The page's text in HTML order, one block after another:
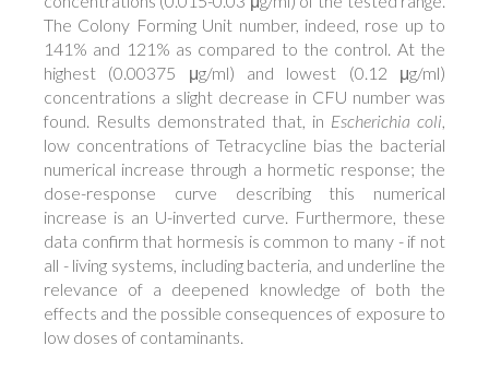
The Colony Forming Unit number, indeed, rose up to
141% and 121% as compared to the control. At the
highest (0.00375 μg/ml) and lowest (0.12 μg/ml)
concentrations a slight decrease in CFU number was
found. Results demonstrated that, in Escherichia coli,
low concentrations of Tetracycline bias the bacterial
numerical increase through a hormetic response; the
dose-response curve describing this numerical
increase is an U-inverted curve. Furthermore, these
data confirm that hormesis is common to many - if not
all - living systems, including bacteria, and underline the
relevance of a deepened knowledge of both the
effects and the possible consequences of exposure to
low doses of contaminants.